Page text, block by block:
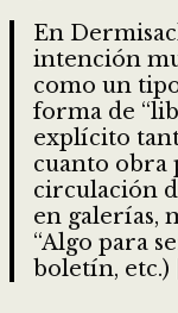
En
intención
como un
forma de
explícito
cuanto obra
circulación
en galerías,
“Algo para
boletín,